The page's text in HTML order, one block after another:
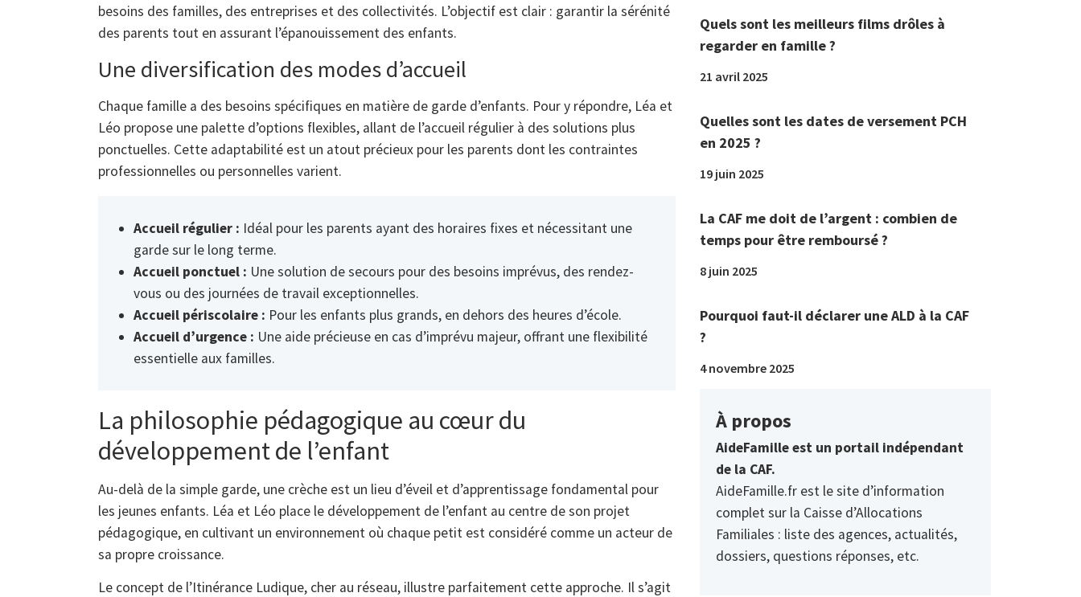
besoins des familles, des entreprises et des collectivités. L’objectif est clair : garantir la sérénité
des parents tout en assurant l’épanouissement des enfants.
Une diversification des modes d’accueil
Chaque famille a des besoins spécifiques en matière de garde d’enfants. Pour y répondre, Léa et
Léo propose une palette d’options flexibles, allant de l’accueil régulier à des solutions plus
ponctuelles. Cette adaptabilité est un atout précieux pour les parents dont les contraintes
professionnelles ou personnelles varient.
Accueil régulier : Idéal pour les parents ayant des horaires fixes et nécessitant une
garde sur le long terme.
Accueil ponctuel : Une solution de secours pour des besoins imprévus, des rendez-
vous ou des journées de travail exceptionnelles.
Accueil périscolaire : Pour les enfants plus grands, en dehors des heures d’école.
Accueil d’urgence : Une aide précieuse en cas d’imprévu majeur, offrant une flexibilité
essentielle aux familles.
La philosophie pédagogique au cœur du
développement de l’enfant
Au-delà de la simple garde, une crèche est un lieu d’éveil et d’apprentissage fondamental pour
les jeunes enfants. Léa et Léo place le développement de l’enfant au centre de son projet
pédagogique, en cultivant un environnement où chaque petit est considéré comme un acteur de
sa propre croissance.
Le concept de l’Itinérance Ludique, cher au réseau, illustre parfaitement cette approche. Il s’agit
Quels sont les meilleurs films drôles à
regarder en famille ?
21 avril 2025
Quelles sont les dates de versement PCH
en 2025 ?
19 juin 2025
La CAF me doit de l’argent : combien de
temps pour être remboursé ?
8 juin 2025
Pourquoi faut-il déclarer une ALD à la CAF
?
4 novembre 2025
À propos
AideFamille est un portail indépendant
de la CAF.
AideFamille.fr est le site d’information
complet sur la Caisse d’Allocations
Familiales : liste des agences, actualités,
dossiers, questions réponses, etc.